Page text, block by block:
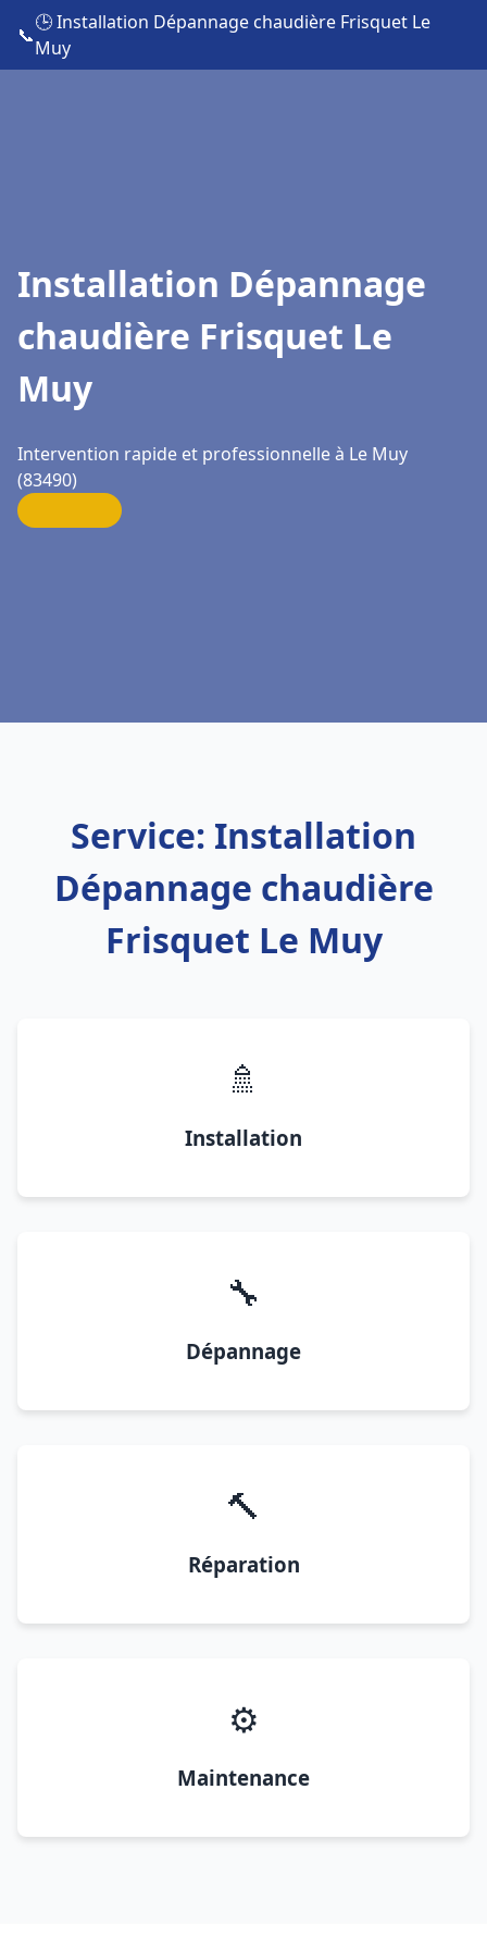
📞
🕒 Installation Dépannage chaudière Frisquet Le
Muy
Installation Dépannage
chaudière Frisquet Le
Muy
Intervention rapide et professionnelle à Le Muy
(83490)
Service: Installation
Dépannage chaudière
Frisquet Le Muy
🚿
Installation
🔧
Dépannage
🔨
Réparation
⚙️
Maintenance